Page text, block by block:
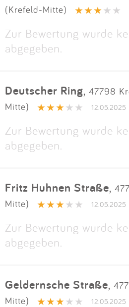
(Krefeld-Mitte)
Zur Bewertung wurde
abgegeben.
Deutscher Ring, 47798
Mitte)
12.05.2025
Zur Bewertung wurde
abgegeben.
Fritz Huhnen Straße,
Mitte)
12.05.2025
Zur Bewertung wurde
abgegeben.
Geldernsche Straße,
Mitte)
12.05.2025